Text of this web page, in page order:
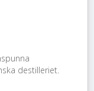
destilleriet.